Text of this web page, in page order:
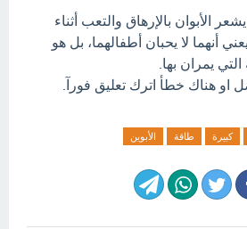
الأبوان بالإرهاق والتعب أثناء
أنهما لا يحبان أطفالهما، بل هو
يمران بها.
او هناك خطأ اترك تعليق فورآ.
كبيرة طاقة الأبوين